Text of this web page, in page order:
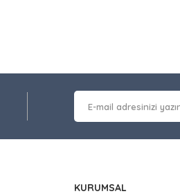
Ürün fiyatı diğer sitelerden daha pahalı.
KURUMSAL